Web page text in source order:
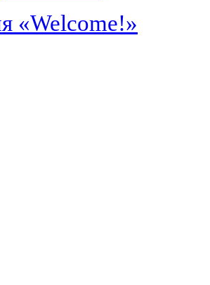
«Welcome!»